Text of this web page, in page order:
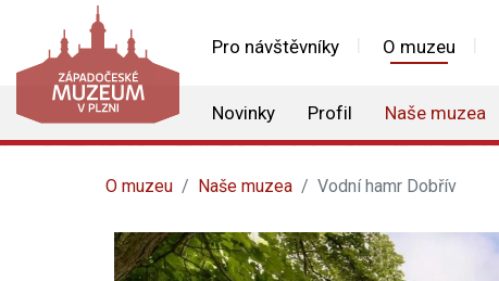
Pro návštěvníky O muzeu
Novinky Profil Naše muzea
O muzeu Naše muzea Vodní hamr Dobřív